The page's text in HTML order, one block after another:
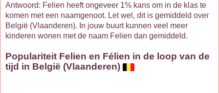
Antwoord: Felien heeft ongeveer 1% kans om in de klas te
komen met een naamgenoot. Let wel, dit is gemiddeld over
België (Vlaanderen). In jouw buurt kunnen veel meer
kinderen wonen met de naam Felien dan gemiddeld.
Populariteit Felien en Félien in de loop van de
tijd in België (Vlaanderen)